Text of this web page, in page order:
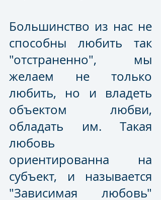
Большинство из нас не
способны любить так
"отстраненно", мы
желаем не только
любить, но и владеть
объектом любви,
обладать им. Такая
любовь
ориентированна на
субъект, и называется